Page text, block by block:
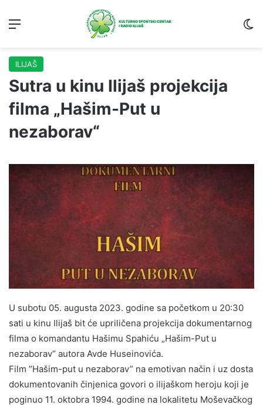
ILIJAŠ
Sutra u kinu Ilijaš projekcija
filma „Hašim-Put u
nezaborav“
U subotu 05. augusta 2023. godine sa početkom u 20:30
sati u kinu Ilijaš bit će upriličena projekcija dokumentarnog
filma o komandantu Hašimu Spahiću „Hašim-Put u
nezaborav“ autora Avde Huseinovića.
Film ”Hašim-put u nezaborav” na emotivan način i uz dosta
dokumentovanih činjenica govori o ilijaškom heroju koji je
poginuo 11. oktobra 1994. godine na lokalitetu Moševačkog